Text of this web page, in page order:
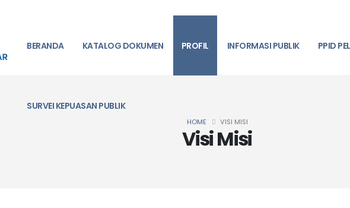
BERANDA KATALOG DOKUMEN PROFIL INFORMASI PUBLIK PPID
SURVEI KEPUASAN PUBLIK
Visi Misi
HOME VISI MISI